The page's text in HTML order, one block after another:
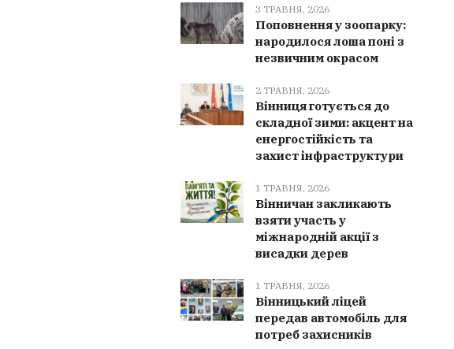
3 ТРАВНЯ, 2026
Поповнення у зоопарку:
народилося лоша поні з
незвичним окрасом
2 ТРАВНЯ, 2026
Вінниця готується до
складної зими: акцент на
енергостійкість та
захист інфраструктури
1 ТРАВНЯ, 2026
Вінничан закликають
взяти участь у
міжнародній акції з
висадки дерев
1 ТРАВНЯ, 2026
Вінницький ліцей
передав автомобіль для
потреб захисників